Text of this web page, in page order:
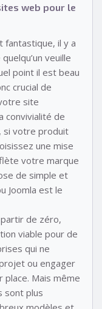
web pour le
fantastique, il y a
veuille
point il est beau
crucial de
site
convivialité de
si votre produit
une mise
votre marque
de simple et
Joomla est le
partir de zéro,
viable pour de
qui ne
ou engager
place. Mais même
sont plus